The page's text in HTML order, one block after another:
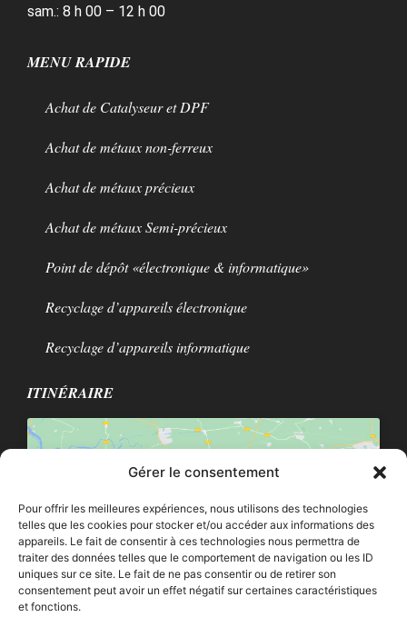
Gérer le consentement
Pour offrir les meilleures expériences, nous utilisons des technologies
telles que les cookies pour stocker et/ou accéder aux informations des
appareils. Le fait de consentir à ces technologies nous permettra de
traiter des données telles que le comportement de navigation ou les ID
uniques sur ce site. Le fait de ne pas consentir ou de retirer son
consentement peut avoir un effet négatif sur certaines caractéristiques
et fonctions.
sam.: 8 h 00 – 12 h 00
MENU RAPIDE
Achat de Catalyseur et DPF
Achat de métaux non-ferreux
Achat de métaux précieux
Achat de métaux Semi-précieux
Point de dépôt «électronique & informatique»
Recyclage d’appareils électronique
Recyclage d’appareils informatique
ITINÉRAIRE
Cliquez pour accepter les cookies
marketing et activer ce contenu